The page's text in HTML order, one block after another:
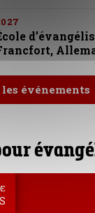
les événements